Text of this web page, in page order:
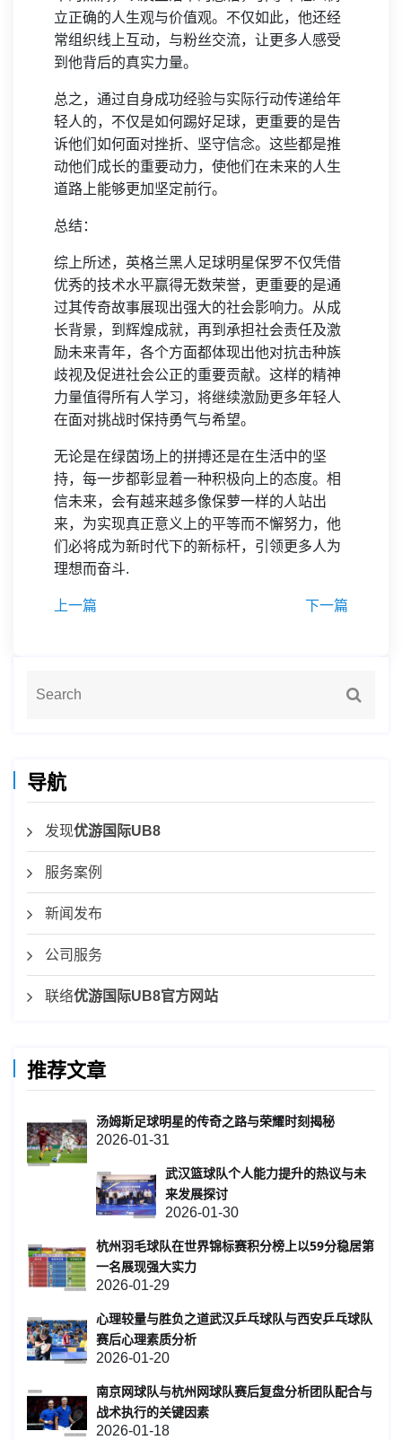
立正确的人生观与价值观。不仅如此，他还经
常组织线上互动，与粉丝交流，让更多人感受
到他背后的真实力量。
总之，通过自身成功经验与实际行动传递给年
轻人的，不仅是如何踢好足球，更重要的是告
诉他们如何面对挫折、坚守信念。这些都是推
动他们成长的重要动力，使他们在未来的人生
道路上能够更加坚定前行。
总结：
综上所述，英格兰黑人足球明星保罗不仅凭借
优秀的技术水平赢得无数荣誉，更重要的是通
过其传奇故事展现出强大的社会影响力。从成
长背景，到辉煌成就，再到承担社会责任及激
励未来青年，各个方面都体现出他对抗击种族
歧视及促进社会公正的重要贡献。这样的精神
力量值得所有人学习，将继续激励更多年轻人
在面对挑战时保持勇气与希望。
无论是在绿茵场上的拼搏还是在生活中的坚
持，每一步都彰显着一种积极向上的态度。相
信未来，会有越来越多像保萝一样的人站出
来，为实现真正意义上的平等而不懈努力，他
们必将成为新时代下的新标杆，引领更多人为
理想而奋斗.
上一篇 下一篇
导航
发现优游国际UB8
服务案例
新闻发布
公司服务
联络优游国际UB8官方网站
推荐文章
汤姆斯足球明星的传奇之路与荣耀时刻揭秘
2026-01-31
武汉篮球队个人能力提升的热议与未
来发展探讨
2026-01-30
杭州羽毛球队在世界锦标赛积分榜上以59分稳居第
一名展现强大实力
2026-01-29
心理较量与胜负之道武汉乒乓球队与西安乒乓球队
赛后心理素质分析
2026-01-20
南京网球队与杭州网球队赛后复盘分析团队配合与
战术执行的关键因素
2026-01-18